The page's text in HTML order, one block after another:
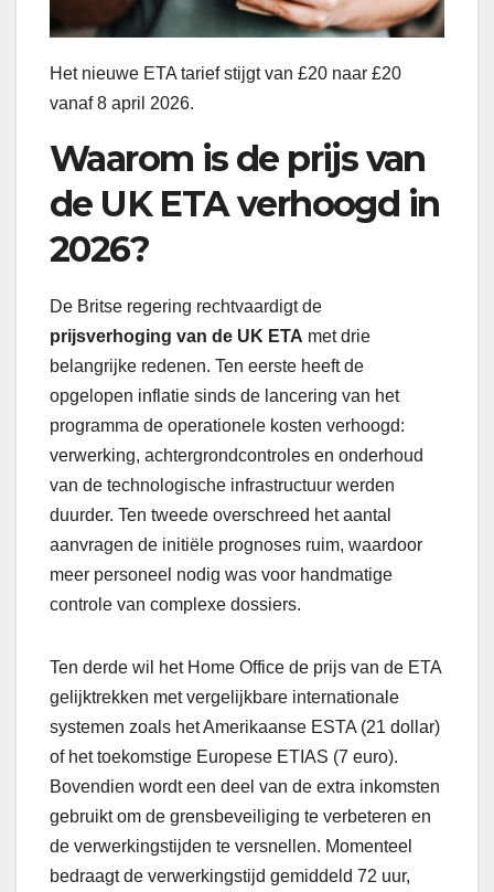
Het nieuwe ETA tarief stijgt van £20 naar £20
vanaf 8 april 2026.
Waarom is de prijs van
de UK ETA verhoogd in
2026?
De Britse regering rechtvaardigt de
prijsverhoging van de UK ETA met drie
belangrijke redenen. Ten eerste heeft de
opgelopen inflatie sinds de lancering van het
programma de operationele kosten verhoogd:
verwerking, achtergrondcontroles en onderhoud
van de technologische infrastructuur werden
duurder. Ten tweede overschreed het aantal
aanvragen de initiële prognoses ruim, waardoor
meer personeel nodig was voor handmatige
controle van complexe dossiers.
Ten derde wil het Home Office de prijs van de ETA
gelijktrekken met vergelijkbare internationale
systemen zoals het Amerikaanse ESTA (21 dollar)
of het toekomstige Europese ETIAS (7 euro).
Bovendien wordt een deel van de extra inkomsten
gebruikt om de grensbeveiliging te verbeteren en
de verwerkingstijden te versnellen. Momenteel
bedraagt de verwerkingstijd gemiddeld 72 uur,